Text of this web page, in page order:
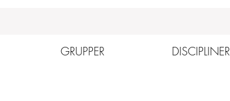
GRUPPER DISCIPLINER